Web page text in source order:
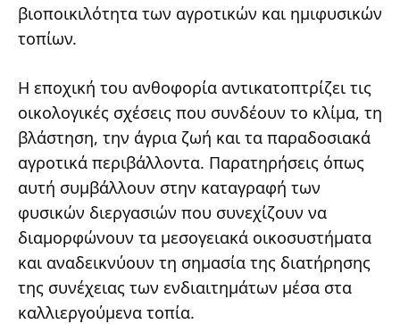
βιοποικιλότητα των αγροτικών και ημιφυσικών
τοπίων.
Η εποχική του ανθοφορία αντικατοπτρίζει τις
οικολογικές σχέσεις που συνδέουν το κλίμα, τη
βλάστηση, την άγρια ζωή και τα παραδοσιακά
αγροτικά περιβάλλοντα. Παρατηρήσεις όπως
αυτή συμβάλλουν στην καταγραφή των
φυσικών διεργασιών που συνεχίζουν να
διαμορφώνουν τα μεσογειακά οικοσυστήματα
και αναδεικνύουν τη σημασία της διατήρησης
της συνέχειας των ενδιαιτημάτων μέσα στα
καλλιεργούμενα τοπία.